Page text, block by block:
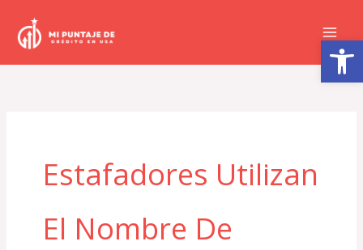
Abrir barra de herramientas
contenido
Estafadores Utilizan
El Nombre De